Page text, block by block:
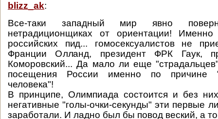
blizz_ak:
Все-таки западный мир явно
нетрадиционщиках от ориентации!
российских пид... гомосексуалистов не
Франции Олланд, президент ФРК Гаук,
Коморовский... Да мало ли еще
посещения России именно по причине
человека"!
В принципе, Олимпиада состоится и без
негативные "голы-очки-секунды" эти первые
заработали. И ладно был бы повод веский, а